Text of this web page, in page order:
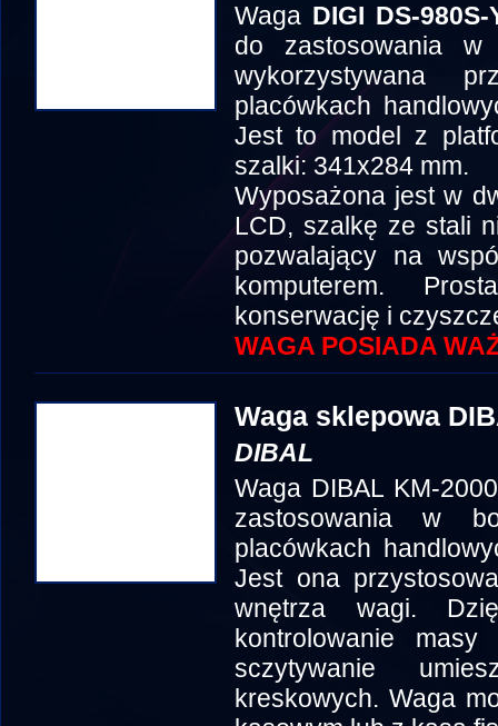
Waga DIGI DS-980S-
do zastosowania
wykorzystywana
placówkach
Jest to model z
szalki: 341x284 mm.
Wyposażona jest w
LCD, szalkę ze stali
pozwalający na
komputerem.
konserwację i
WAGA POSIADA
Waga sklepowa
DIBAL
Waga DIBAL KM-
zastosowania w
placówkach
Jest ona
wnętrza wagi.
kontrolowanie
sczytywanie
kreskowych. Waga